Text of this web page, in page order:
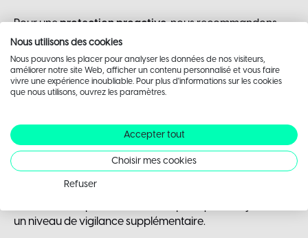
Pour uneprotection proactive, nous recommandons
l’utilisation de WP Activity Log, qui permet de surveiller en
temps réel l’activité de votre site (connexions,
modifications, tentatives suspectes).
Le plugin maison Peexeo
Chez Peexeo, nous avons également développé un
plugin maison poursécuriser l’accès à votre interface
, offrant des fonctionnalités similaires à
WPS Hide Login, mais adaptées à nos standards de
un niveau de vigilance supplémentaire.
Nous utilisons des cookies
Nous pouvons les placer pour analyser les données de nos visiteurs,
améliorer notre site Web, afficher un contenu personnalisé et vous faire
vivre une expérience inoubliable. Pour plus d'informations sur les cookies
que nous utilisons, ouvrez les paramètres.
Accepter tout
Choisir mes cookies
Refuser